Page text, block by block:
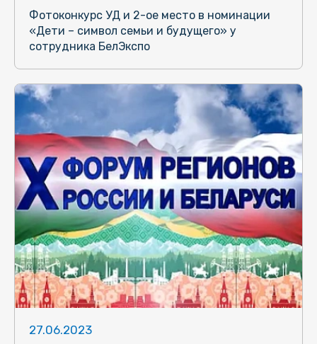
Фотоконкурс УД и 2-ое место в номинации
«Дети – символ семьи и будущего» у
сотрудника БелЭкспо
27.06.2023